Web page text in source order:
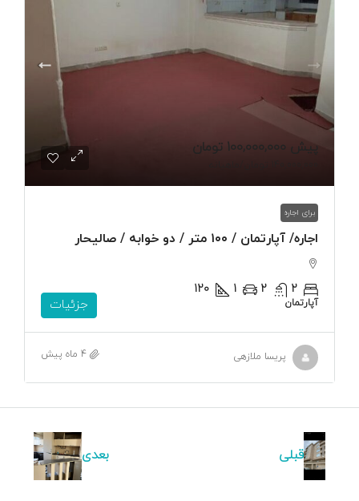
پیش 100,000,000 تومان
برای اجاره
اجاره/ آپارتمان / ۱۰۰ متر / دو خوابه / صالیحار
2
2
1
120
آپارتمان جزئیات
پریسا ملازهی 4 ماه پیش
قبلی بعدی